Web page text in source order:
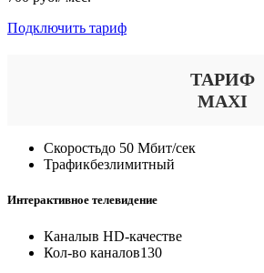
Подключить тариф
ТАРИФ
MAXI
Скоростьдо 50 Мбит/сек
Трафикбезлимитный
Интерактивное телевидение
Каналыв HD-качестве
Кол-во каналов130